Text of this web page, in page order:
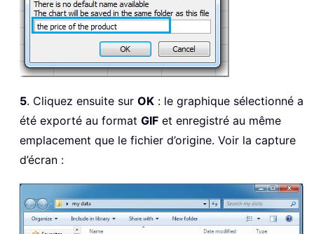
If sChartName = "False"
Then
Exit Sub
sBook = ActiveWorkbook.Path
ActiveChart. Export Filename:=sPath,
End Sub
5. Cliquez ensuite sur OK : le graphique sélectionné a
été exporté au format GIF et enregistré au même
emplacement que le fichier d’origine. Voir la capture
d’écran :